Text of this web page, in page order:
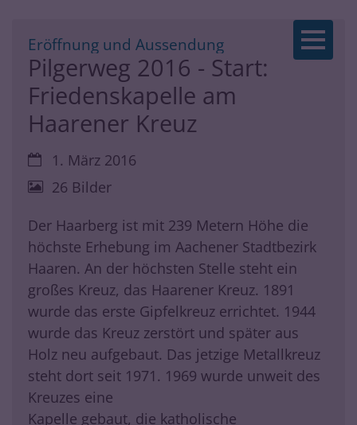
Eröffnung und Aussendung:
Pilgerweg 2016 - Start:
Friedenskapelle am
Haarener Kreuz
Datum:1. März 2016
26 Bilder
Der Haarberg ist mit 239 Metern Höhe die
höchste Erhebung im Aachener Stadtbezirk
Haaren. An der höchsten Stelle steht ein
großes Kreuz, das Haarener Kreuz. 1891
wurde das erste Gipfelkreuz errichtet. 1944
wurde das Kreuz zerstört und später aus
Holz neu aufgebaut. Das jetzige Metallkreuz
steht dort seit 1971. 1969 wurde unweit des
Kreuzes eine
Kapelle gebaut, die katholische